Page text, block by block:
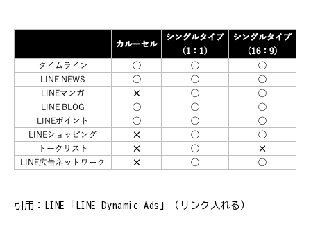
引用：LINE「LINE Dynamic Ads」（リンク入れる）